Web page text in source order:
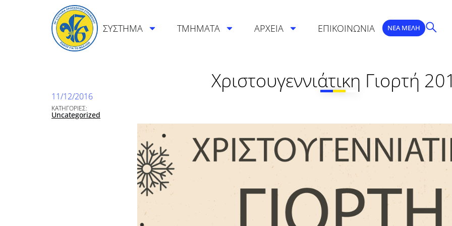
ΣΥΣΤΗΜΑ ΤΜΗΜΑΤΑ ΑΡΧΕΙΑ ΕΠΙΚΟΙΝΩΝΙΑ ΝΕΑ ΜΕΛΗ
Χριστουγεννιάτικη Γιορτή
11/12/2016
ΚΑΤΗΓΟΡΙΕΣ:
Uncategorized